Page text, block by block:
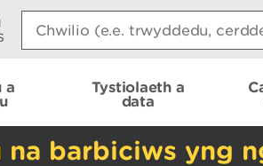
Search:
a
Tystiolaeth a
data
na barbiciws yng